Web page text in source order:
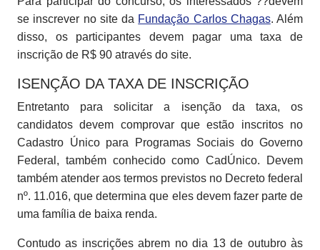
se inscrever no site da Fundação Carlos Chagas. Além
disso, os participantes devem pagar uma taxa de
inscrição de R$ 90 através do site.
ISENÇÃO DA TAXA DE INSCRIÇÃO
Entretanto para solicitar a isenção da taxa, os
candidatos devem comprovar que estão inscritos no
Cadastro Único para Programas Sociais do Governo
Federal, também conhecido como CadÚnico. Devem
também atender aos termos previstos no Decreto federal
nº. 11.016, que determina que eles devem fazer parte de
uma família de baixa renda.
Contudo as inscrições abrem no dia 13 de outubro às